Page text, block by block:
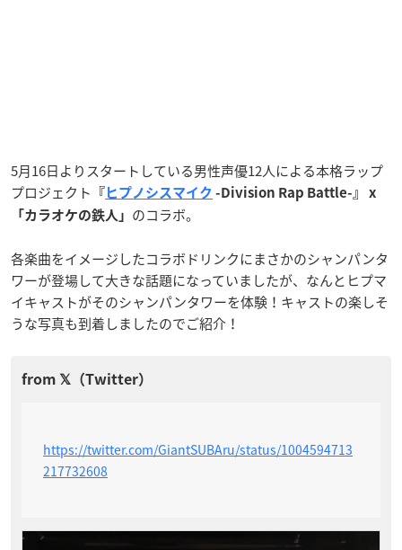
5月16日よりスタートしている男性声優12人による本格ラップ
プロジェクト
『 ヒプノシスマイク -Division Rap Battle-』 x
「カラオケの鉄人」 のコラボ。
各楽曲をイメージしたコラボドリンクにまさかのシャンパンタ
ワーが登場して大きな話題になっていましたが、なんとヒプマ
イキャストがそのシャンパンタワーを体験！キャストの楽しそ
うな写真も到着しましたのでご紹介！
https://twitter.com/GiantSUBAru/status/1004594713
217732608